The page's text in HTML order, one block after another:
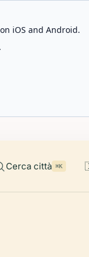
iOS and Android.
Cerca città ⌘K